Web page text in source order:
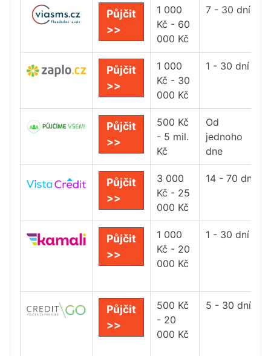
Půjčit
>>
1 000
Kč - 60
000 Kč
7 - 30 dní
Půjčit
>>
1 000
Kč - 30
000 Kč
1 - 30 dní
Půjčit
>>
500 Kč
- 5 mil.
Kč
Od
jednoho
dne
Půjčit
>>
3 000
Kč - 25
000 Kč
14 - 70 dní
Půjčit
>>
1 000
Kč - 20
000 Kč
1 - 30 dní
Půjčit
>>
500 Kč
- 20
000 Kč
5 - 30 dní